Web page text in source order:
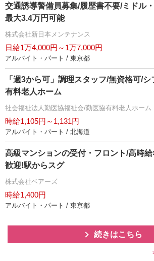
交通誘導警備員募集/履歴書不要/ミドル
最大3.4万円可能
株式会社新日本メンテナンス
日給1万4,000円～1万7,000円
アルバイト・パート / 東京都
「週3から可」調理スタッフ/無資格可/
有料老人ホーム
社会福祉法人勤医協福祉会/勤医協有料老人ホーム
時給1,105円～1,131円
アルバイト・パート / 北海道
高級マンションの受付・フロント/高時
歓迎!駅からスグ
株式会社ベアーズ
時給1,400円
アルバイト・パート / 東京都
続きはこちら